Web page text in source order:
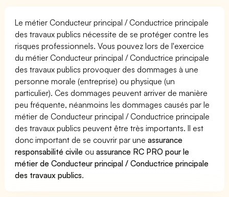
Le métier Conducteur principal / Conductrice principale
des travaux publics nécessite de se protéger contre les
risques professionnels. Vous pouvez lors de l'exercice
du métier Conducteur principal / Conductrice principale
des travaux publics provoquer des dommages à une
personne morale (entreprise) ou physique (un
particulier). Ces dommages peuvent arriver de manière
peu fréquente, néanmoins les dommages causés par le
métier de Conducteur principal / Conductrice principale
des travaux publics peuvent être très importants. Il est
donc important de se couvrir par uneassurance
responsabilité civile ouassurance RC PRO pour le
métier de Conducteur principal / Conductrice principale
des travaux publics.